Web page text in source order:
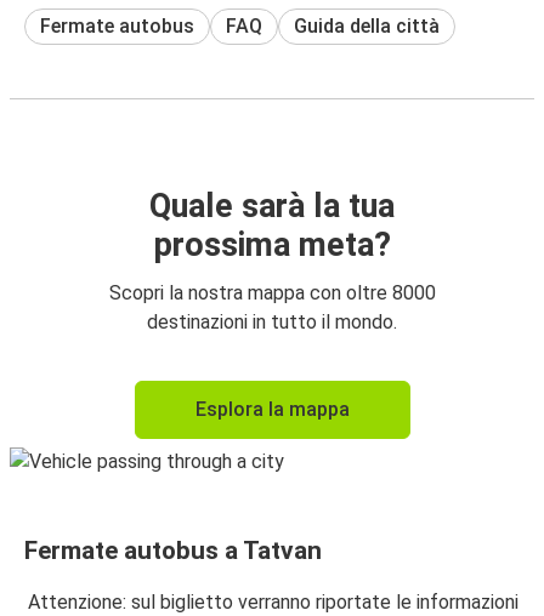
Fermate autobus FAQ Guida della città
Quale sarà la tua
prossima meta?
Scopri la nostra mappa con oltre 8000
destinazioni in tutto il mondo.
Esplora la mappa
Fermate autobus a Tatvan
Attenzione: sul biglietto verranno riportate le informazioni